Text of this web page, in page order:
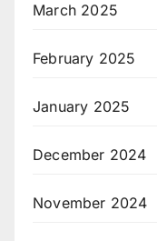
March 2025
February 2025
January 2025
December 2024
November 2024